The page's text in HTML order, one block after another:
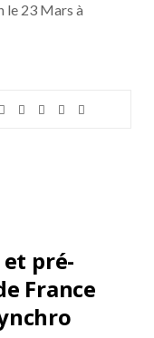
le 23 Mars à
pré-
France